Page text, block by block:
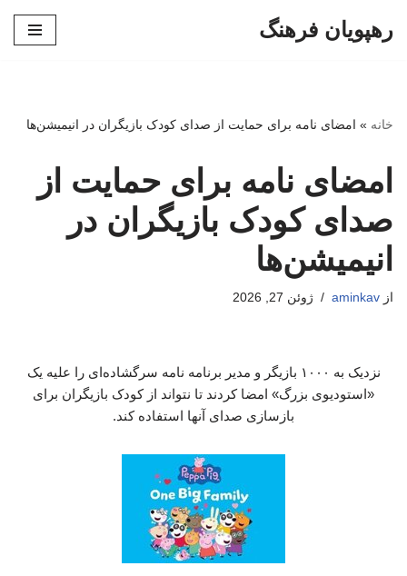
رهپویان فرهنگ
خانه » امضای نامه برای حمایت از صدای کودک بازیگران در انیمیشن‌ها
امضای نامه برای حمایت از
صدای کودک بازیگران در
انیمیشن‌ها
از aminkav ژوئن 27, 2026
نزدیک به ۱۰۰۰ بازیگر و مدیر برنامه نامه سرگشاده‌ای را علیه یک
«استودیوی بزرگ» امضا کردند تا نتواند از کودک بازیگران برای
بازسازی صدای آنها استفاده کند.